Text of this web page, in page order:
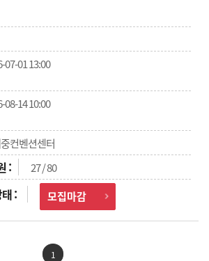
07-01 13:00
08-14 10:00
컨벤션센터
27 / 80
모집마감
1